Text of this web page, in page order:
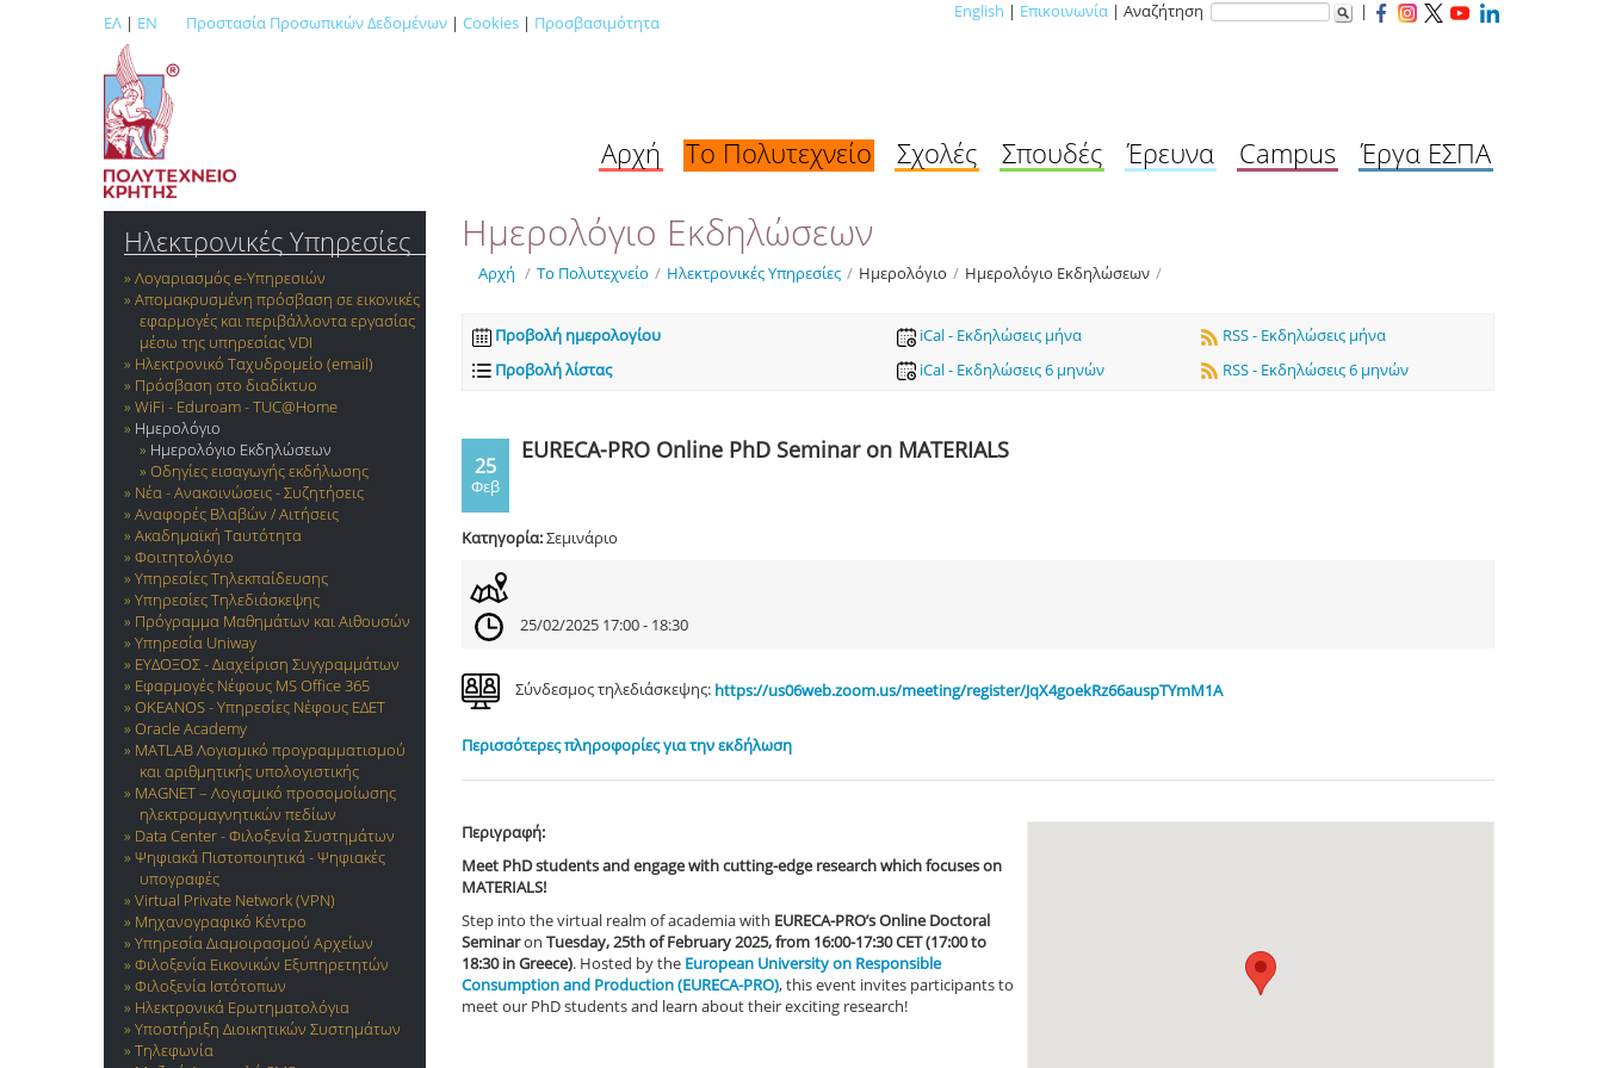
ΕΛ | EN Προστασία Προσωπικών Δεδομένων | Cookies | Προσβασιμότητα
English | Επικοινωνία | Αναζήτηση |
Αρχή Το Πολυτεχνείο Σχολές Σπουδές Έρευνα Campus Έργα ΕΣΠΑ
Ηλεκτρονικές Υπηρεσίες
Λογαριασμός e-Yπηρεσιών
Απομακρυσμένη πρόσβαση σε εικονικές
εφαρμογές και περιβάλλοντα εργασίας
μέσω της υπηρεσίας VDI
Ηλεκτρονικό Ταχυδρομείο (email)
Πρόσβαση στο διαδίκτυο
WiFi - Eduroam - TUC@Home
Ημερολόγιο
Ημερολόγιο Εκδηλώσεων
Οδηγίες εισαγωγής εκδήλωσης
Νέα - Ανακοινώσεις - Συζητήσεις
Αναφορές Βλαβών / Αιτήσεις
Ακαδημαϊκή Ταυτότητα
Φοιτητολόγιο
Υπηρεσίες Τηλεκπαίδευσης
Υπηρεσίες Τηλεδιάσκεψης
Πρόγραμμα Μαθημάτων και Αιθουσών
Υπηρεσία Uniway
ΕΥΔΟΞΟΣ - Διαχείριση Συγγραμμάτων
Εφαρμογές Νέφους MS Office 365
OKEANOS - Υπηρεσίες Νέφους ΕΔΕΤ
Oracle Academy
MATLAB Λογισμικό προγραμματισμού
και αριθμητικής υπολογιστικής
MAGNET – Λογισμικό προσομοίωσης
ηλεκτρομαγνητικών πεδίων
Data Center - Φιλοξενία Συστημάτων
Ψηφιακά Πιστοποιητικά - Ψηφιακές
υπογραφές
Virtual Private Network (VPN)
Μηχανογραφικό Κέντρο
Υπηρεσία Διαμοιρασμού Αρχείων
Φιλοξενία Εικονικών Εξυπηρετητών
Φιλοξενία Ιστότοπων
Ηλεκτρονικά Ερωτηματολόγια
Υποστήριξη Διοικητικών Συστημάτων
Τηλεφωνία
Ημερολόγιο Εκδηλώσεων
Αρχή / Το Πολυτεχνείο / Ηλεκτρονικές Υπηρεσίες / Ημερολόγιο / Ημερολόγιο Εκδηλώσεων /
Προβολή ημερολογίου
Προβολή λίστας
iCal - Εκδηλώσεις μήνα
iCal - Εκδηλώσεις 6 μηνών
RSS - Εκδηλώσεις μήνα
RSS - Εκδηλώσεις 6 μηνών
25
Φεβ
EURECA-PRO Online PhD Seminar on MATERIALS
Κατηγορία:Σεμινάριο
25/02/2025 17:00 - 18:30
Σύνδεσμος τηλεδιάσκεψης: https://us06web.zoom.us/meeting/register/JqX4goekRz66auspTYmM1A
Περισσότερες πληροφορίες για την εκδήλωση
Περιγραφή:
Meet PhD students and engage with cutting-edge research which focuses on
MATERIALS!
Step into the virtual realm of academia with EURECA-PRO’s Online Doctoral
Seminaron Tuesday, 25th of February 2025, from 16:00-17:30 CET (17:00 to
18:30 in Greece). Hosted by the European University on Responsible
Consumption and Production (EURECA-PRO), this event invites participants to
meet our PhD students and learn about their exciting research!